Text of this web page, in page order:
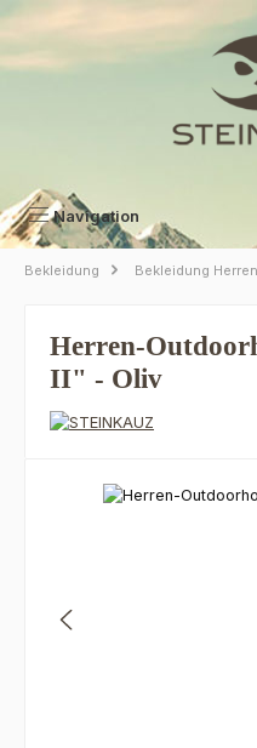
Zum Hauptinhalt springen
Navigation
Bekleidung Bekleidung Herren
Herren-
II" - Oliv
Bildergalerie überspringen